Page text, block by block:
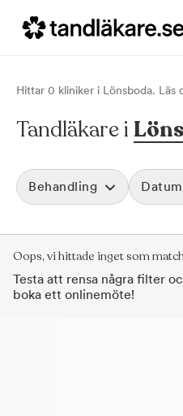
Hittar 0 kliniker i Lönsboda. Läs
Tandläkare i
Behandling Datum
Oops, vi hittade inget som
Testa att rensa några filter
boka ett onlinemöte!